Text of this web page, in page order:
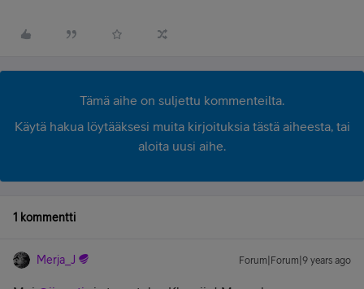
Tämä aihe on suljettu kommenteilta.
Käytä hakua löytääksesi muita kirjoituksia tästä aiheesta, tai
aloita uusi aihe.
1 kommentti
Merja_J Forum|Forum|9 years ago